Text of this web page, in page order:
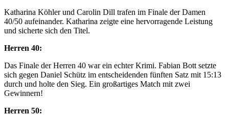
Katharina Köhler und Carolin Dill trafen im Finale der Damen
40/50 aufeinander. Katharina zeigte eine hervorragende Leistung
und sicherte sich den Titel.
Herren 40:
Das Finale der Herren 40 war ein echter Krimi. Fabian Bott setzte
sich gegen Daniel Schütz im entscheidenden fünften Satz mit 15:13
durch und holte den Sieg. Ein großartiges Match mit zwei
Gewinnern!
Herren 50: